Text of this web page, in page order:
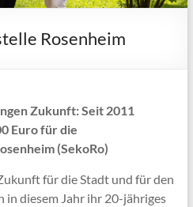
Rosenheim
Zukunft: Seit 2011
Euro für die
(SekoRo)
für die Stadt und für den
in diesem Jahr ihr 20-jähriges